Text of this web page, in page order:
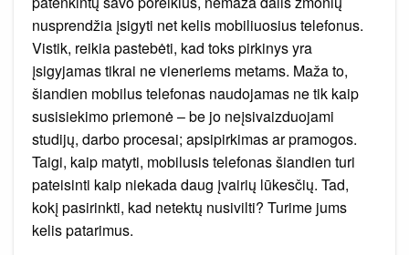
nusprendžia įsigyti net kelis mobiliuosius telefonus.
Vistik, reikia pastebėti, kad toks pirkinys yra
įsigyjamas tikrai ne vieneriems metams. Maža to,
šiandien mobilus telefonas naudojamas ne tik kaip
susisiekimo priemonė – be jo neįsivaizduojami
studijų, darbo procesai; apsipirkimas ar pramogos.
Taigi, kaip matyti, mobilusis telefonas šiandien turi
pateisinti kaip niekada daug įvairių lūkesčių. Tad,
kokį pasirinkti, kad netektų nusivilti? Turime jums
kelis patarimus.